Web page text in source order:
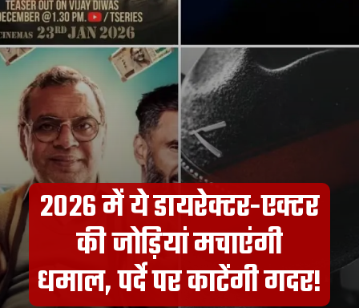
2026 में ये डायरेक्टर-एक्टर
की जोड़ियां मचाएंगी
धमाल, पर्दे पर काटेंगी गदर!